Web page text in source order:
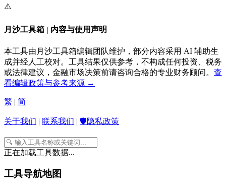
⚠️
月沙工具箱 | 内容与使用声明
本工具由月沙工具箱编辑团队维护，部分内容采用 AI 辅助生
成并经人工校对。工具结果仅供参考，不构成任何投资、税务
或法律建议，金融市场决策前请咨询合格的专业财务顾问。 查
看编辑政策与参考来源 →
繁 | 简
关于我们 | 联系我们 | 🛡️隐私政策
正在加载工具数据...
工具导航地图